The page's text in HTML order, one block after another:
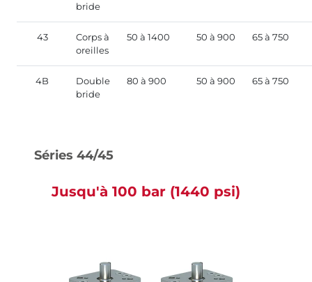
bride
43
Corps à
oreilles
50 à 1400 50 à 900 65 à 750
4B
Double
bride
80 à 900 50 à 900 65 à 750
Séries 44/45
Jusqu'à 100 bar (1440 psi)